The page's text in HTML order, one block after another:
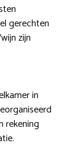
gerechten
zijn
in
rekening